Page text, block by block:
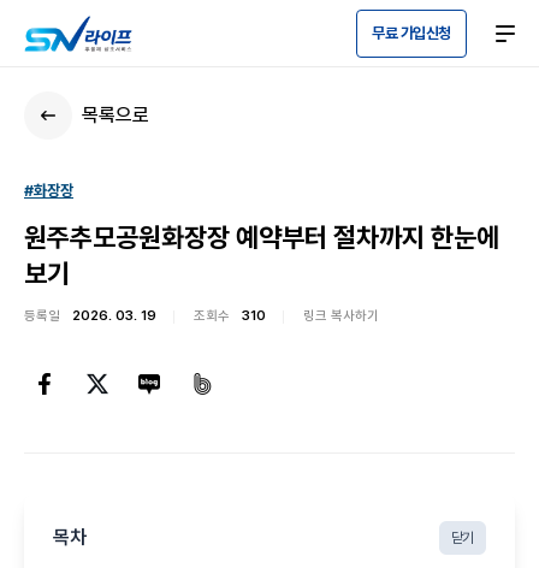
무료 가입신청
목록으로
#화장장
원주추모공원화장장 예약부터 절차까지 한눈에
보기
등록일 2026. 03. 19 조회수 310 링크 복사하기
목차 닫기